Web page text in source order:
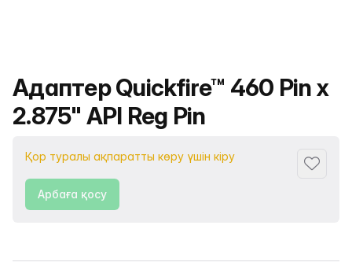
Өнімнің атауы
Адаптер Quickfire™ 460 Pin x
2.875" API Reg Pin
Қор туралы ақпаратты көру үшін кіру
Арбаға қосу